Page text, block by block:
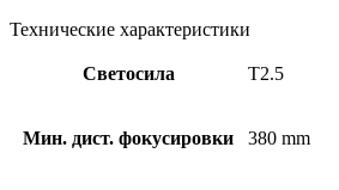
Технические характеристики
Светосила T2.5
Мин. дист. фокусировки 380 mm